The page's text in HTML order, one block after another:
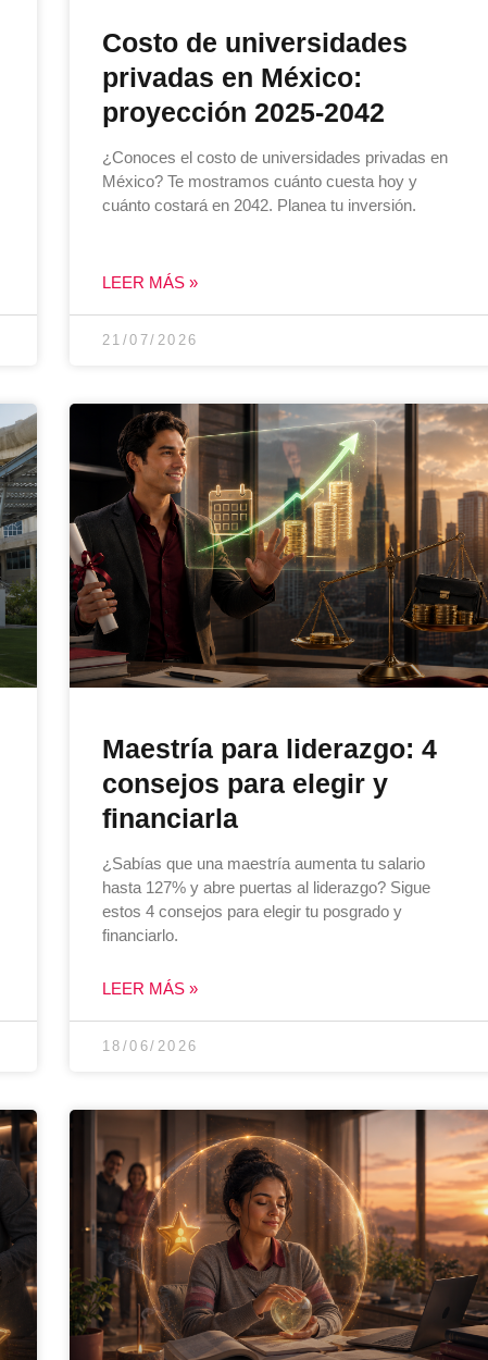
Costo de universidades
privadas en México:
proyección 2025-2042
¿Conoces el costo de universidades privadas en
México? Te mostramos cuánto cuesta hoy y
cuánto costará en 2042. Planea tu inversión.
LEER MÁS »
21/07/2026
Maestría para liderazgo: 4
consejos para elegir y
financiarla
¿Sabías que una maestría aumenta tu salario
hasta 127% y abre puertas al liderazgo? Sigue
estos 4 consejos para elegir tu posgrado y
financiarlo.
LEER MÁS »
18/06/2026